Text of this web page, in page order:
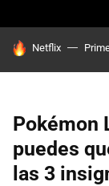
HOY SE HABLA
Netflix
Pokémon
puedes
las 3